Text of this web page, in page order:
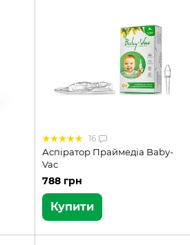
16
Аспіратор Праймедіа Baby-
Vac
788 грн
Купити